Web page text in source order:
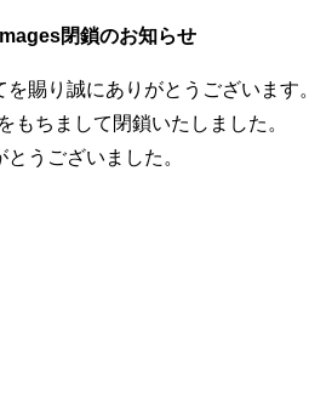
閉鎖のお知らせ
賜り誠にありがとうございます
もちまして閉鎖いたしました。
うございました。